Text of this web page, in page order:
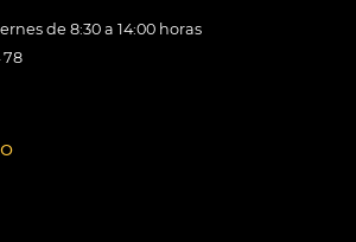
de 8:30 a 14:00 horas
78